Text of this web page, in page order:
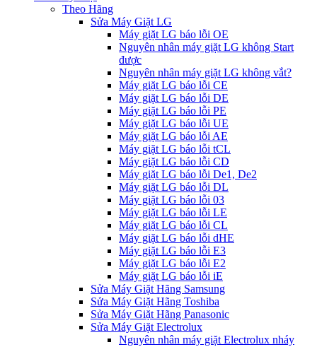
Theo Hãng
Sửa Máy Giặt LG
Máy giặt LG báo lỗi OE
Nguyên nhân máy giặt LG không Start
được
Nguyên nhân máy giặt LG không vắt?
Máy giặt LG báo lỗi CE
Máy giặt LG báo lỗi DE
Máy giặt LG báo lỗi PE
Máy giặt LG báo lỗi UE
Máy giặt LG báo lỗi AE
Máy giặt LG báo lỗi tCL
Máy giặt LG báo lỗi CD
Máy giặt LG báo lỗi De1, De2
Máy giặt LG báo lỗi DL
Máy giặt LG báo lỗi 03
Máy giặt LG báo lỗi LE
Máy giặt LG báo lỗi CL
Máy giặt LG báo lỗi dHE
Máy giặt LG báo lỗi E3
Máy giặt LG báo lỗi E2
Máy giặt LG báo lỗi iE
Sửa Máy Giặt Hãng Samsung
Sửa Máy Giặt Hãng Toshiba
Sửa Máy Giặt Hãng Panasonic
Sửa Máy Giặt Electrolux
Nguyên nhân máy giặt Electrolux nháy